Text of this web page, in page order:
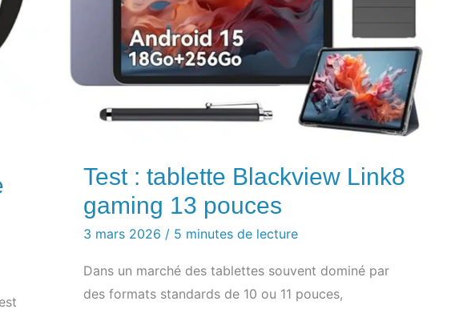
Test : tablette Blackview Link8
gaming 13 pouces
3 mars 2026 / 5 minutes de lecture
Dans un marché des tablettes souvent dominé par
des formats standards de 10 ou 11 pouces,